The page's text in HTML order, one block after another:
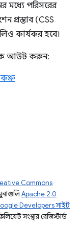
মধ্যে পরিসরের
প্রস্তাব (CSS
কার্যকর হবে।
আউট করুন:
Commons
Apache 2.0
Developers সাইট
সংস্থার রেজিস্টার্ড